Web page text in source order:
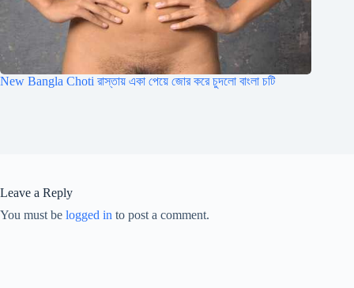
New Bangla Choti রাস্তায় একা পেয়ে জোর করে চুদলো বাংলা চটি
Leave a Reply
You must be logged in to post a comment.